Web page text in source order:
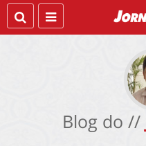
Blog do //